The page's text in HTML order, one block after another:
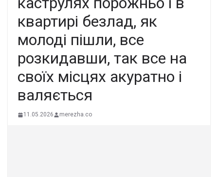
квартирі безлад, як
молоді пішли, все
розкидавши, так все на
своїх місцях акуратно і
валяється
11.05.2026 merezha.co